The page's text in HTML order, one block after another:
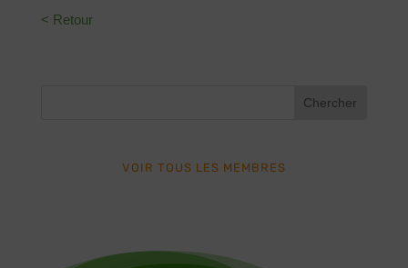
< Retour
VOIR TOUS LES MEMBRES